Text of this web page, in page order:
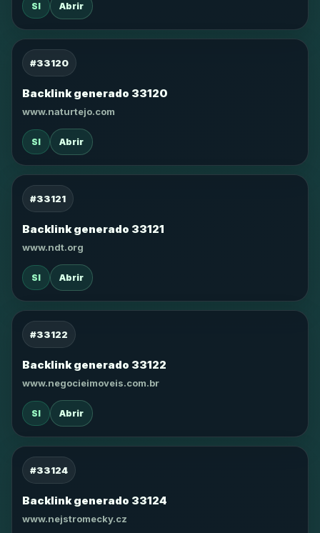
SI Abrir
#33120
Backlink generado 33120
www.naturtejo.com
SI Abrir
#33121
Backlink generado 33121
www.ndt.org
SI Abrir
#33122
Backlink generado 33122
www.negocieimoveis.com.br
SI Abrir
#33124
Backlink generado 33124
www.nejstromecky.cz